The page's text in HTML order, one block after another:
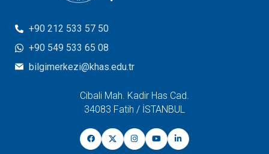
+90 212 533 57 50
+90 549 533 65 08
bilgimerkezi@khas.edu.tr
Cibali Mah. Kadir Has Cad.
34083 Fatih / İSTANBUL